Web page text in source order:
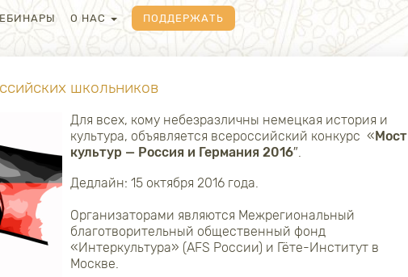
О НАС ПОДДЕРЖАТЬ
школьников
Для всех, кому небезразличны немецкая история и
культура, объявляется всероссийский конкурс «Мост
культур — Россия и Германия 2016″.
Дедлайн: 15 октября 2016 года.
Организаторами являются Межрегиональный
благотворительный общественный фонд
«Интеркультура» (AFS России) и Гёте-Институт в
Москве.